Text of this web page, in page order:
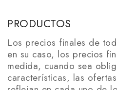
PRODUCTOS
Los precios finales de
en su caso, los precios
medida, cuando sea
características, las